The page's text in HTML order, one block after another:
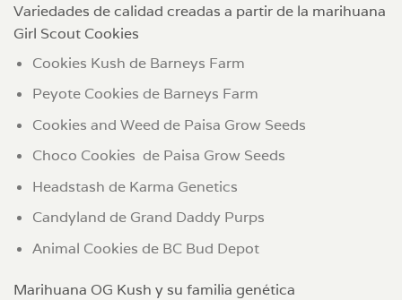
Variedades de calidad creadas a partir de la marihuana
Girl Scout Cookies
Cookies Kush de Barneys Farm
Peyote Cookies de Barneys Farm
Cookies and Weed de Paisa Grow Seeds
Choco Cookies de Paisa Grow Seeds
Headstash de Karma Genetics
Candyland de Grand Daddy Purps
Animal Cookies de BC Bud Depot
Marihuana OG Kush y su familia genética